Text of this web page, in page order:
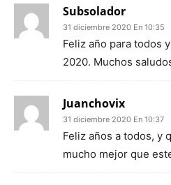
Subsolador
31 diciembre 2020 En 10:35
Feliz año para todos
2020. Muchos
Juanchovix
31 diciembre 2020 En 10:37
Feliz años a todos, y
mucho mejor que